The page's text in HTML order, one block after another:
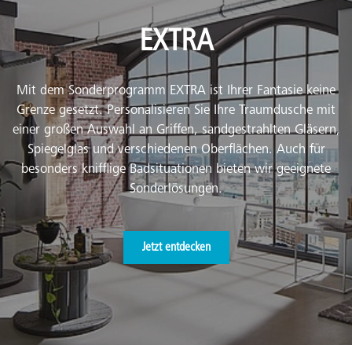
EXTRA
Mit dem Sonderprogramm EXTRA ist Ihrer Fantasie keine
Grenze gesetzt. Personalisieren Sie Ihre Traumdusche mit
einer großen Auswahl an Griffen, sandgestrahlten Gläsern,
Spiegelglas und verschiedenen Oberflächen. Auch für
besonders knifflige Badsituationen bieten wir geeignete
Sonderlösungen.
Jetzt entdecken